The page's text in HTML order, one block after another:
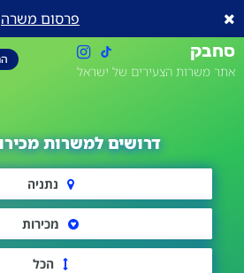
פרסום משרה
סחבק
אתר משרות הצעירים של ישראל
דרושים למשרות
נתניה
מכירות
הכל